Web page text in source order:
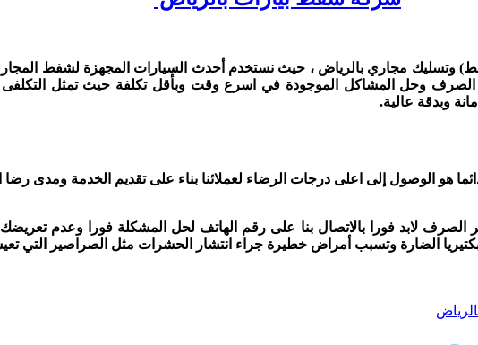
وتسليك مجاري بالرياض ، حيث نستخدم أحدث السيارات المجهزة لشفط
الصرف وحل المشاكل الموجودة في اسرع وقت وبأقل تكلفة حيث تمثل
وبدقة عالية.
هو الوصول إلى اعلى درجات الرضاء لعملائنا بناء على تقديم الخدمة ومدى رضا
لابد فورا بالاتصال بنا على رقم الهاتف لحل المشكلة فورا وعدم
الضارة وتسبب أمراض خطيرة جراء انتشار الحشرات مثل الصراصير التي